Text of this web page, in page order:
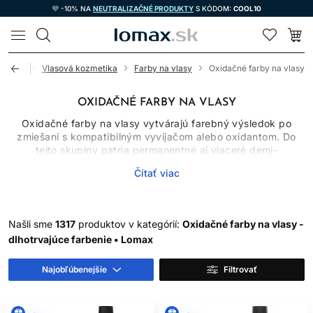
💜 -10% NA NEUTRALIZAČNÉ PRODUKTY S KÓDOM: COOL10
LOMAX
Úvod Vlasová kozmetika Farby na vlasy Oxidačné farby na vlasy
OXIDAČNÉ FARBY NA VLASY
Oxidačné farby na vlasy vytvárajú farebný výsledok po
zmiešaní s kompatibilným vyvíjačom alebo oxidantom. Do
tejto skupiny patria permanentné aj viaceré demi-
pomerom, časom pôsobenia, schopnosťou zosvetľovať
cieľová hĺbka a presný návod výrobcu.
AKO OXIDAČNÉ FARBY
FUNGUJÚ
Po spojení farbiaceho krému alebo gélu s určeným
Čítať viac
Našli sme 1317 produktov v kategórií: Oxidačné farby na vlasy -
dlhotrvajúce farbenie • Lomax
Najobľúbenejšie Filtrovať